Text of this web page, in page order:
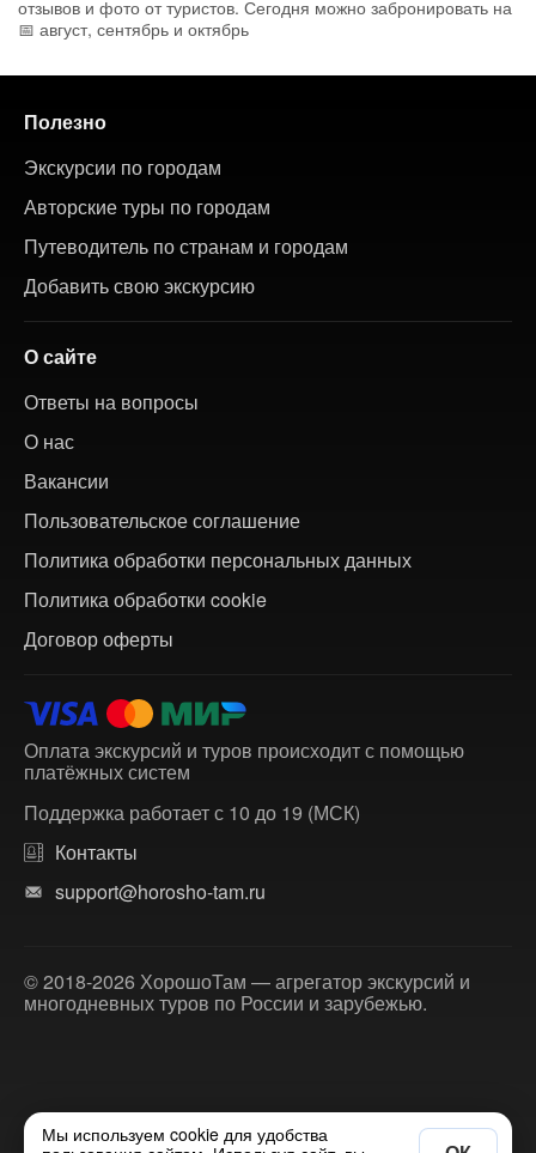
отзывов и фото от туристов. Сегодня можно забронировать на
📅 август, сентябрь и октябрь
Полезно
Экскурсии по городам
Авторские туры по городам
Путеводитель по странам и городам
Добавить свою экскурсию
О сайте
Ответы на вопросы
О нас
Вакансии
Пользовательское соглашение
Политика обработки персональных данных
Политика обработки cookie
Договор оферты
Оплата экскурсий и туров происходит с помощью
платёжных систем
Поддержка работает с 10 до 19 (МСК)
Контакты
support@horosho-tam.ru
© 2018-2026 ХорошоТам — агрегатор экскурсий и
многодневных туров по России и зарубежью.
Мы используем cookie для удобства